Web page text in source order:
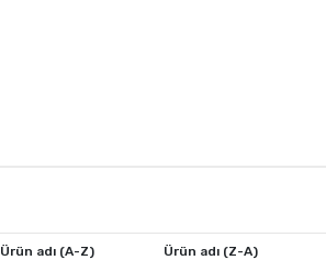
Ürün adı (A-Z) Ürün adı (Z-A)